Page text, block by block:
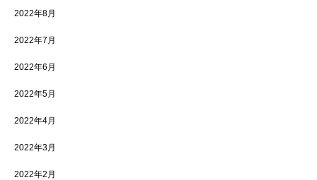
2022年8月
2022年7月
2022年6月
2022年5月
2022年4月
2022年3月
2022年2月